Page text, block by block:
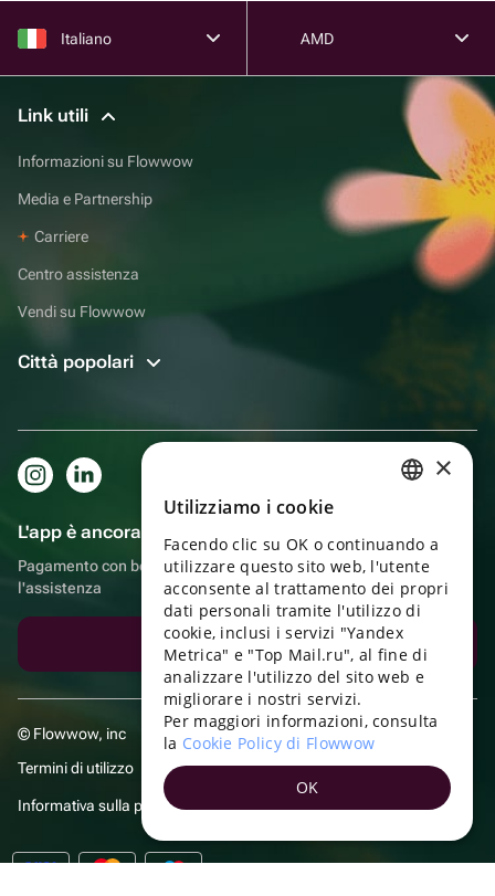
Italiano AMD
Link utili
Informazioni su Flowwow
Media e Partnership
Carriere
Centro assistenza
Vendi su Flowwow
Città popolari
L'app è ancora più comoda!
Pagamento con bonus, autoconsegna, comoda chat con
l'assistenza
Scarica l'app
© Flowwow, inc
Termini di utilizzo
Informativa sulla privacy
ENGLISH
UKRAINIAN
PORTUGUESE
SPANISH
TURKISH
×
Utilizziamo i cookie
Facendo clic su OK o continuando a
utilizzare questo sito web, l'utente
acconsente al trattamento dei propri
dati personali tramite l'utilizzo di
cookie, inclusi i servizi "Yandex
Metrica" e "Top Mail.ru", al fine di
analizzare l'utilizzo del sito web e
migliorare i nostri servizi.
Per maggiori informazioni, consulta
la Cookie Policy di Flowwow
OK